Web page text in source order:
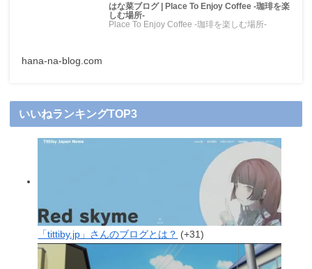
はな菜ブログ | Place To Enjoy Coffee -珈琲を楽
しむ場所-
Place To Enjoy Coffee -珈琲を楽しむ場所-
hana-na-blog.com
いいねランキングTOP3
「tittiby.jp」さんのブログとは？ +31